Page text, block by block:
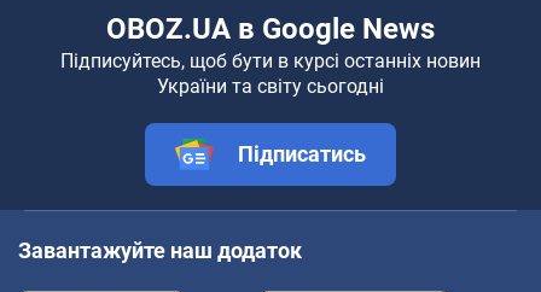
OBOZ.UA в Google News
Підписуйтесь, щоб бути в курсі останніх новин
України та світу сьогодні
Підписатись
Завантажуйте наш додаток